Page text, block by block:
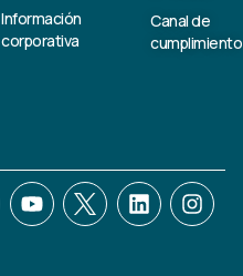
Información
corporativa
Canal de
cumplimiento